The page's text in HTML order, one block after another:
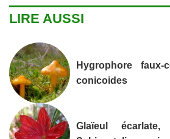
LIRE AUSSI
Hygrophore faux-
conicoides
Glaïeul